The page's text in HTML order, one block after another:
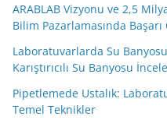
ARABLAB Vizyonu ve 2,5
Bilim Pazarlamasında
Laboratuvarlarda Su
Karıştırıcılı Su Banyosu
Pipetlemede Ustalık:
Temel Teknikler